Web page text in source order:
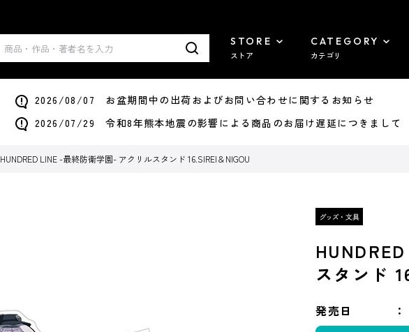
STORE
ストア
CATEGORY
カテゴリ
2026/08/07 お盆期間中の出荷およびお問い合わせに関するお知らせ
2026/07/29 令和8年熊本地震の影響による商品のお届け遅延につきまして
HUNDRED LINE -最終防衛学園- アクリルスタンド 16.SIREI＆NIGOU
スタンド
発売日